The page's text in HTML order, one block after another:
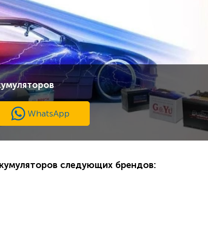
WhatsApp
следующих брендов: